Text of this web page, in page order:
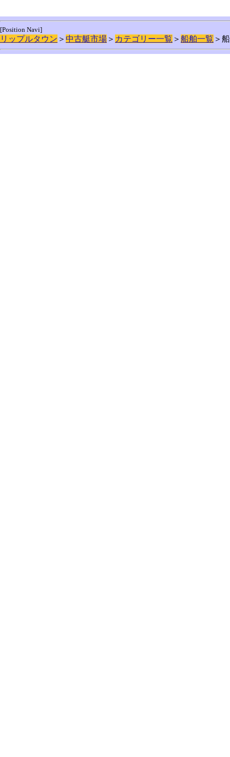
[Position Navi]
リップルタウン ＞ 中古艇市場 ＞ カテゴリー一覧 ＞ 船舶一覧 ＞